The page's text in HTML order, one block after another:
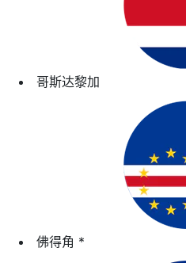
哥斯达黎加
佛得角 *